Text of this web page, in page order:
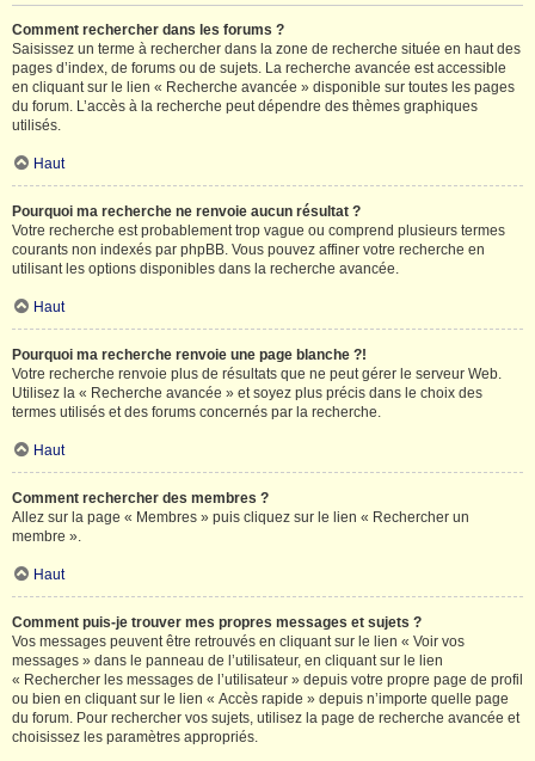
Comment rechercher dans les forums ?
Saisissez un terme à rechercher dans la zone de recherche située en haut des
pages d’index, de forums ou de sujets. La recherche avancée est accessible
en cliquant sur le lien « Recherche avancée » disponible sur toutes les pages
du forum. L’accès à la recherche peut dépendre des thèmes graphiques
utilisés.
Haut
Pourquoi ma recherche ne renvoie aucun résultat ?
Votre recherche est probablement trop vague ou comprend plusieurs termes
courants non indexés par phpBB. Vous pouvez affiner votre recherche en
utilisant les options disponibles dans la recherche avancée.
Haut
Pourquoi ma recherche renvoie une page blanche ?!
Votre recherche renvoie plus de résultats que ne peut gérer le serveur Web.
Utilisez la « Recherche avancée » et soyez plus précis dans le choix des
termes utilisés et des forums concernés par la recherche.
Haut
Comment rechercher des membres ?
Allez sur la page « Membres » puis cliquez sur le lien « Rechercher un
membre ».
Haut
Comment puis-je trouver mes propres messages et sujets ?
Vos messages peuvent être retrouvés en cliquant sur le lien « Voir vos
messages » dans le panneau de l’utilisateur, en cliquant sur le lien
« Rechercher les messages de l’utilisateur » depuis votre propre page de profil
ou bien en cliquant sur le lien « Accès rapide » depuis n’importe quelle page
du forum. Pour rechercher vos sujets, utilisez la page de recherche avancée et
choisissez les paramètres appropriés.